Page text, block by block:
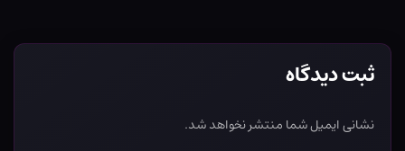
ثبت دیدگاه
نشانی ایمیل شما منتشر نخواهد شد.